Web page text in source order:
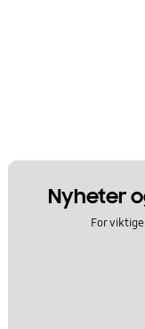
Nyheter
For